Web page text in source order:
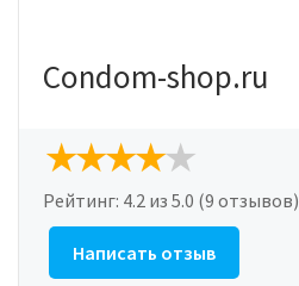
Condom-shop.ru
Рейтинг: 4.2 из 5.0 (9 отзывов)
Написать отзыв